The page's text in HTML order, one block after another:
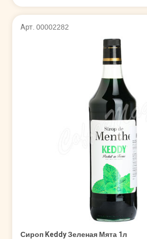
Арт. 00002282
Сироп Keddy Зеленая Мята 1л